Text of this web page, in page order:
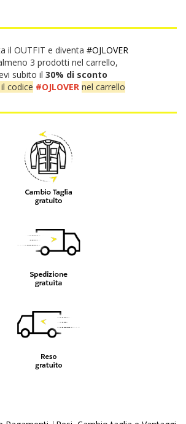
il OUTFIT e diventa #OJLOVER
3 prodotti nel carrello,
subito il 30% di sconto
codice #OJLOVER nel carrello